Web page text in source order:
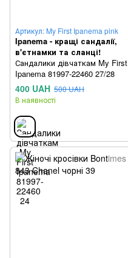
Артикул: My First Ipanema pink
Ipanema - кращі сандалії,
в'єтнамки та сланці!
Сандалики дівчаткам My First
Ipanema 81997-22460 27/28
400 UAH 500 UAH
В наявності